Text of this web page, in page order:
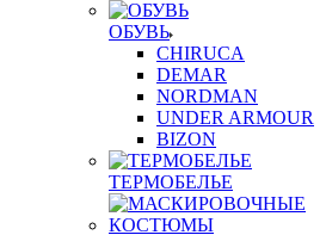
ОБУВЬ
CHIRUCA
DEMAR
NORDMAN
UNDER ARMOUR
BIZON
ТЕРМОБЕЛЬЕ